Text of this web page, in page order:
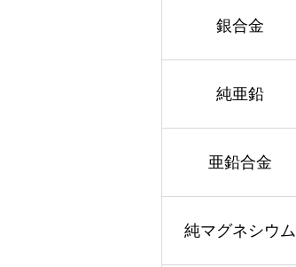
銀合金
純亜鉛
亜鉛合金
純マグネシウム